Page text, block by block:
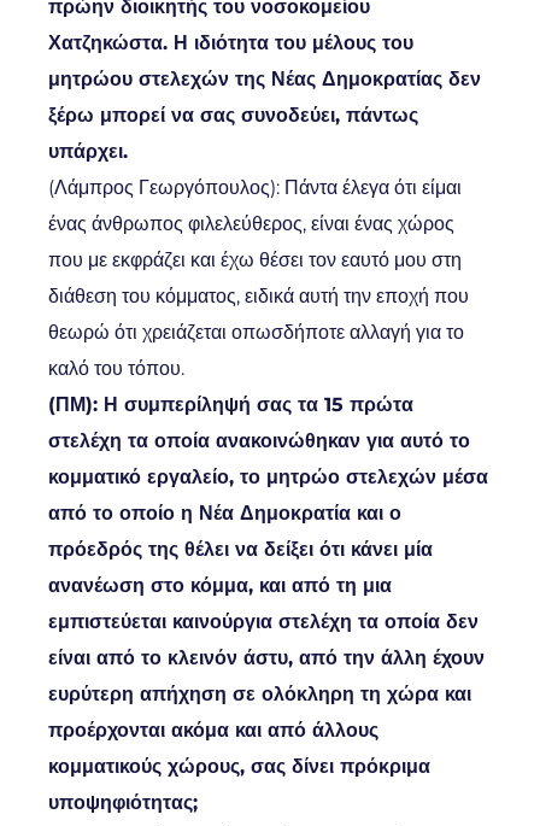
πρώην διοικητής του νοσοκομείου
Χατζηκώστα. Η ιδιότητα του μέλους του
μητρώου στελεχών της Νέας Δημοκρατίας δεν
ξέρω μπορεί να σας συνοδεύει, πάντως
υπάρχει.
(Λάμπρος Γεωργόπουλος): Πάντα έλεγα ότι είμαι
ένας άνθρωπος φιλελεύθερος, είναι ένας χώρος
που με εκφράζει και έχω θέσει τον εαυτό μου στη
διάθεση του κόμματος, ειδικά αυτή την εποχή που
θεωρώ ότι χρειάζεται οπωσδήποτε αλλαγή για το
καλό του τόπου.
(ΠΜ): Η συμπερίληψή σας τα 15 πρώτα
στελέχη τα οποία ανακοινώθηκαν για αυτό το
κομματικό εργαλείο, το μητρώο στελεχών μέσα
από το οποίο η Νέα Δημοκρατία και ο
πρόεδρός της θέλει να δείξει ότι κάνει μία
ανανέωση στο κόμμα, και από τη μια
εμπιστεύεται καινούργια στελέχη τα οποία δεν
είναι από το κλεινόν άστυ, από την άλλη έχουν
ευρύτερη απήχηση σε ολόκληρη τη χώρα και
προέρχονται ακόμα και από άλλους
κομματικούς χώρους, σας δίνει πρόκριμα
υποψηφιότητας;